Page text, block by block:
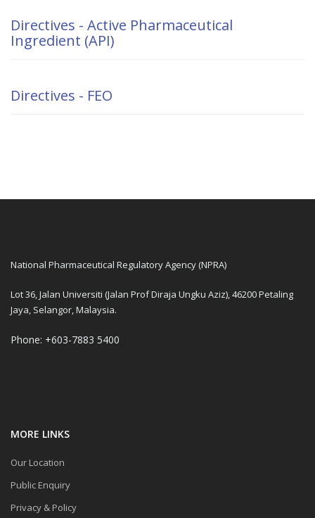
Directives - Active Pharmaceutical
Ingredient (API)
Directives - FEO
National Pharmaceutical Regulatory Agency (NPRA)
Lot 36, Jalan Universiti (Jalan Prof Diraja Ungku Aziz), 46200 Petaling
Jaya, Selangor, Malaysia.
Phone: +603-7883 5400
MORE LINKS
Our Location
Public Enquiry
Privacy & Policy